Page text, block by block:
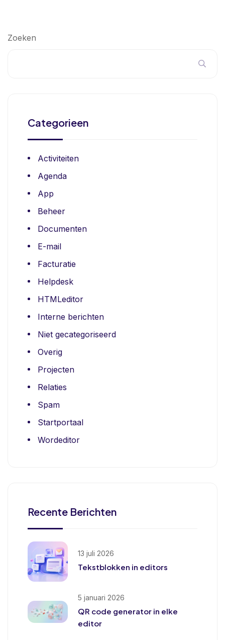
Zoeken
Categorieen
Activiteiten
Agenda
App
Beheer
Documenten
E-mail
Facturatie
Helpdesk
HTMLeditor
Interne berichten
Niet gecategoriseerd
Overig
Projecten
Relaties
Spam
Startportaal
Wordeditor
Recente Berichten
13 juli 2026
Tekstblokken in editors
5 januari 2026
QR code generator in elke
editor